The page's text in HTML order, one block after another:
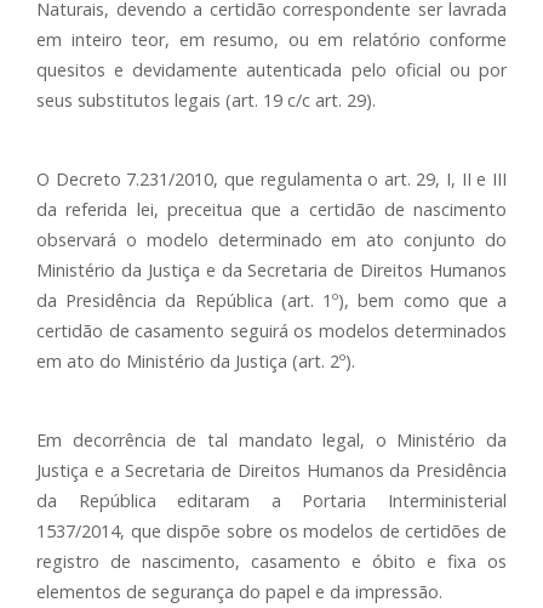
Naturais, devendo a certidão correspondente ser lavrada
em inteiro teor, em resumo, ou em relatório conforme
quesitos e devidamente autenticada pelo oficial ou por
seus substitutos legais (art. 19 c/c art. 29).
O Decreto 7.231/2010, que regulamenta o art. 29, I, II e III
da referida lei, preceitua que a certidão de nascimento
observará o modelo determinado em ato conjunto do
Ministério da Justiça e da Secretaria de Direitos Humanos
da Presidência da República (art. 1º), bem como que a
certidão de casamento seguirá os modelos determinados
em ato do Ministério da Justiça (art. 2º).
Em decorrência de tal mandato legal, o Ministério da
Justiça e a Secretaria de Direitos Humanos da Presidência
da República editaram a Portaria Interministerial
1537/2014, que dispõe sobre os modelos de certidões de
registro de nascimento, casamento e óbito e fixa os
elementos de segurança do papel e da impressão.